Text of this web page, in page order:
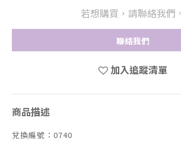
若想購買，請聯絡我們
聯絡我們
加入追蹤清單
商品描述
兌換編號：0740